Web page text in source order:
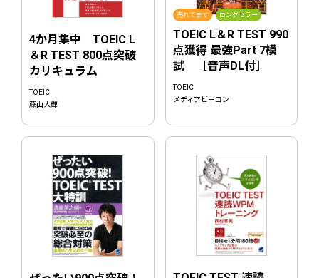
4か月集中 TOEIC L
＆R TEST 800点突破
カリキュラム
TOEIC
藤山大輝
売れてます ロングセラー
TOEIC L＆R TEST 990
点獲得 最強Part 7模
試 ［音声DL付］
TOEIC
メディアビーコン